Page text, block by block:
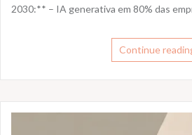
2030:** – IA generativa em 80% das
Continue